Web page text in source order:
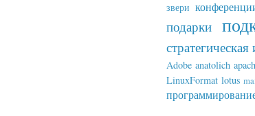
звери
подарки
Adobe anatolich
LinuxFormat lotus